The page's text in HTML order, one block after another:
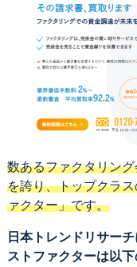
数あるファクタリン
を誇り、トップクラ
ァクター」です。
日本トレンドリサー
ストファクターは以